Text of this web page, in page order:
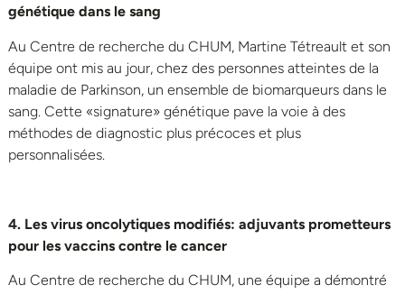
génétique dans le sang
Au Centre de recherche du CHUM, Martine Tétreault et son
équipe ont mis au jour, chez des personnes atteintes de la
maladie de Parkinson, un ensemble de biomarqueurs dans le
sang. Cette «signature» génétique pave la voie à des
méthodes de diagnostic plus précoces et plus
personnalisées.
4. Les virus oncolytiques modifiés: adjuvants prometteurs
pour les vaccins contre le cancer
Au Centre de recherche du CHUM, une équipe a démontré